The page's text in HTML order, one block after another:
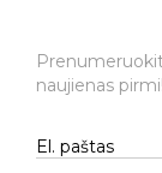
naujienas pirmi!